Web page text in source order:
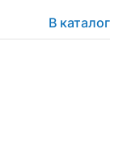
В каталог